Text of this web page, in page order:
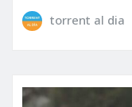
torrent al dia